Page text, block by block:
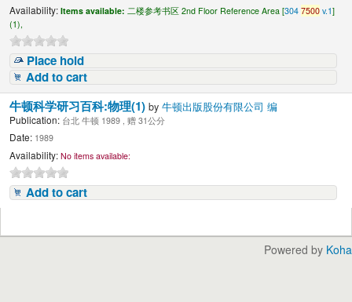
Availability: Items available: 二楼参考书区 2nd Floor Reference Area [3047500 v.1]
(1),
Place hold
Add to cart
牛顿科学研习百科:物理(1)by牛顿出版股份有限公司 编
Publication: 台北 牛顿 1989 , 赠 31公分
Date: 1989
Availability: No items available:
Add to cart
Powered by Koha